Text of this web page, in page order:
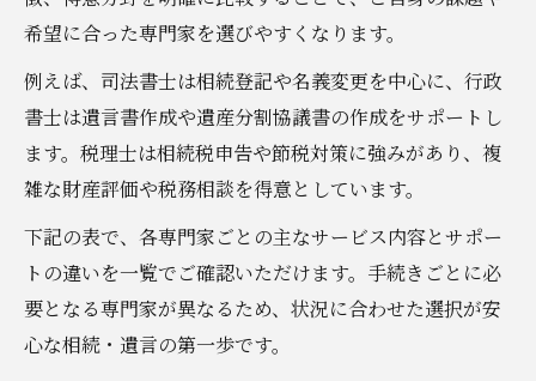
希望に合った専門家を選びやすくなります。
例えば、司法書士は相続登記や名義変更を中心に、行政
書士は遺言書作成や遺産分割協議書の作成をサポートし
ます。税理士は相続税申告や節税対策に強みがあり、複
雑な財産評価や税務相談を得意としています。
下記の表で、各専門家ごとの主なサービス内容とサポー
トの違いを一覧でご確認いただけます。手続きごとに必
要となる専門家が異なるため、状況に合わせた選択が安
心な相続・遺言の第一歩です。